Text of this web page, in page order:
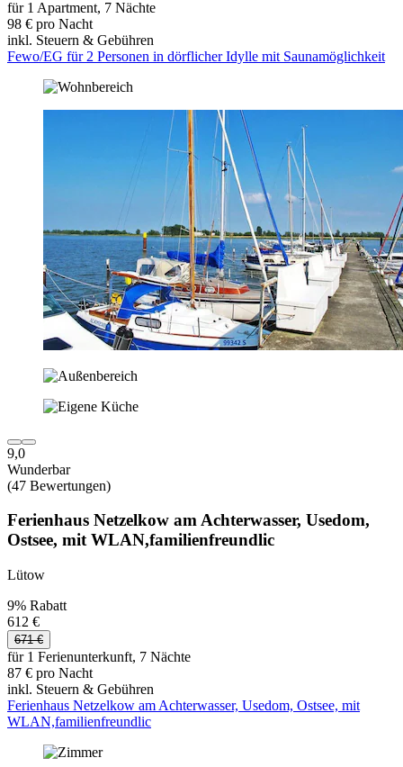
für 1 Apartment, 7 Nächte
98 € pro Nacht
inkl. Steuern & Gebühren
Fewo/EG für 2 Personen in dörflicher Idylle mit Saunamöglichkeit
9,0
Wunderbar
(47 Bewertungen)
Ferienhaus Netzelkow am Achterwasser, Usedom,
Ostsee, mit WLAN,familienfreundlic
Lütow
9% Rabatt
612 €
671 €
für 1 Ferienunterkunft, 7 Nächte
87 € pro Nacht
inkl. Steuern & Gebühren
Ferienhaus Netzelkow am Achterwasser, Usedom, Ostsee, mit
WLAN,familienfreundlic